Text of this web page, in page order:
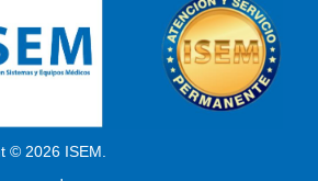
© 2026 ISEM.